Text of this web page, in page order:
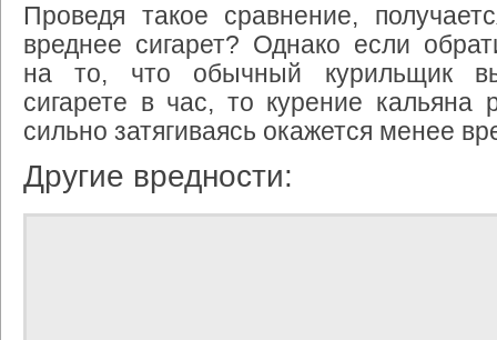
Проведя
такое сравнение,
вреднее сигарет? Однако если
на
то, что обычный курильщик
сигарете в час, то курение кальяна
сильно затягиваясь окажется менее
Другие вредности: